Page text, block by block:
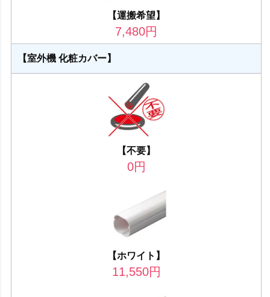
【運搬希望】
7,480円
【室外機 化粧カバー】
【不要】
0円
【ホワイト】
11,550円